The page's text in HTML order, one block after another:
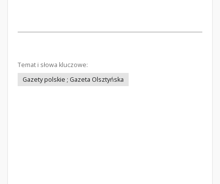
Temat i słowa kluczowe:
Gazety polskie ; Gazeta Olsztyńska